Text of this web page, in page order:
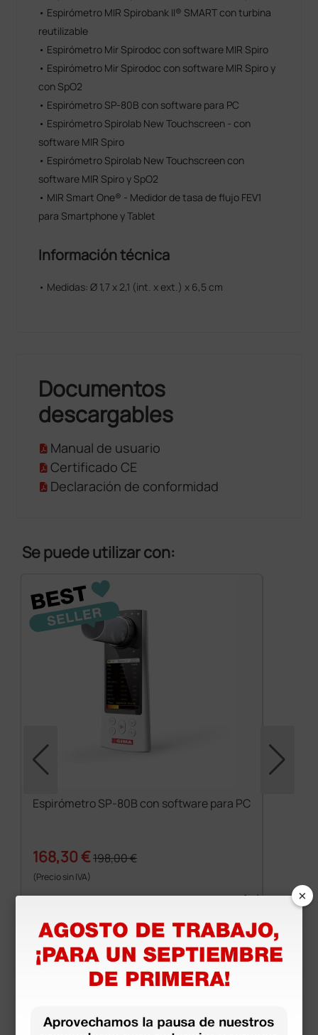
• Espirómetro MIR Spirobank II® SMART con turbina
reutilizable
• Espirómetro Mir Spirodoc con software MIR Spiro
• Espirómetro Mir Spirodoc con software MIR Spiro y
con SpO2
• Espirómetro SP-80B con software para PC
• Espirómetro Spirolab New Touchscreen - con
software MIR Spiro
• Espirómetro Spirolab New Touchscreen con
software MIR Spiro y SpO2
• MIR Smart One® - Medidor de tasa de flujo FEV1
para Smartphone y Tablet
Información técnica
• Medidas: Ø 1,7 x 2,1 (int. x ext.) x 6,5 cm
Documentos
descargables
Manual de usuario
Certificado CE
Declaración de conformidad
Se puede utilizar con:
Espirómetro SP-80B con software para PC
168,30 €198,00 €
(Precio sin IVA)
1 ud.
Productos similares
×